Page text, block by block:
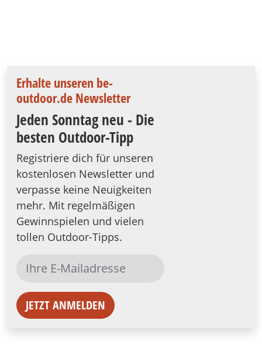
Erhalte unseren be-
outdoor.de Newsletter
Jeden Sonntag neu - Die
besten Outdoor-Tipp
Registriere dich für unseren
kostenlosen Newsletter und
verpasse keine Neuigkeiten
mehr. Mit regelmäßigen
Gewinnspielen und vielen
tollen Outdoor-Tipps.
JETZT ANMELDEN